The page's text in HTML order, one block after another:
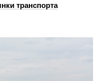
транспорта